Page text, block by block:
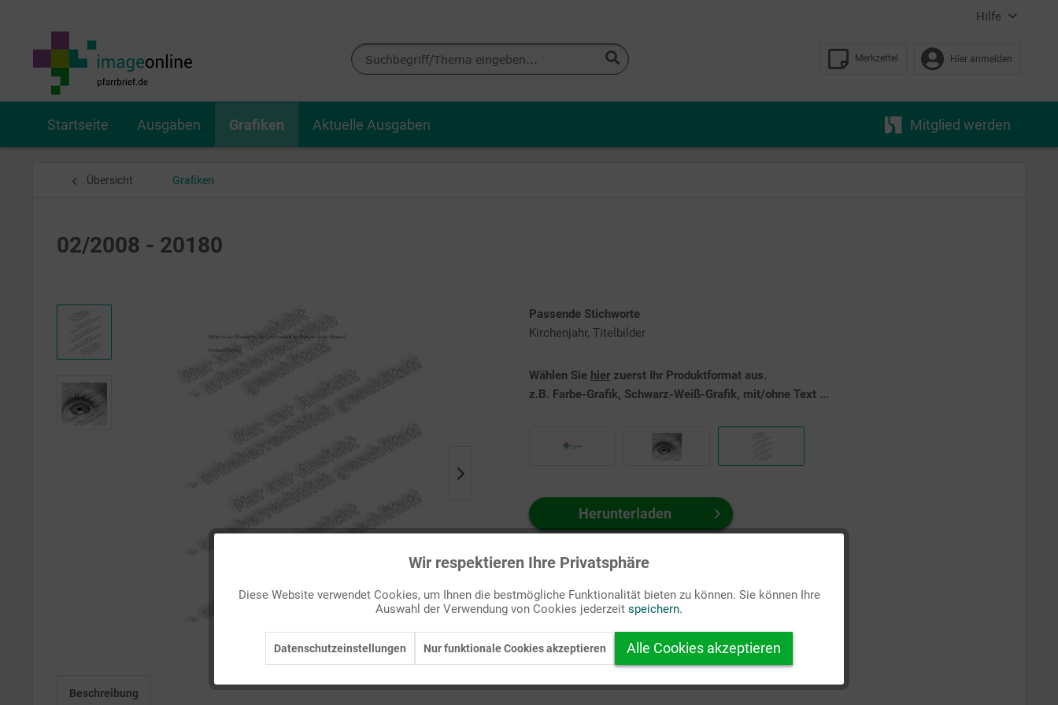
Hilfe
Merkzettel Hier anmelden
Startseite Ausgaben Grafiken Aktuelle Ausgaben Mitglied werden
Übersicht Grafiken
02/2008 - 20180
Passende Stichworte
Kirchenjahr, Titelbilder
Wählen Sie hier zuerst Ihr Produktformat aus.
z.B. Farbe-Grafik, Schwarz-Weiß-Grafik, mit/ohne Text ...
Herunterladen
Beschreibung
Inaktiv
Wir respektieren Ihre Privatsphäre
Diese Website verwendet Cookies, um Ihnen die bestmögliche Funktionalität bieten zu können. Sie können Ihre
Auswahl der Verwendung von Cookies jederzeit speichern.
Datenschutzeinstellungen Nur funktionale Cookies akzeptieren Alle Cookies akzeptieren